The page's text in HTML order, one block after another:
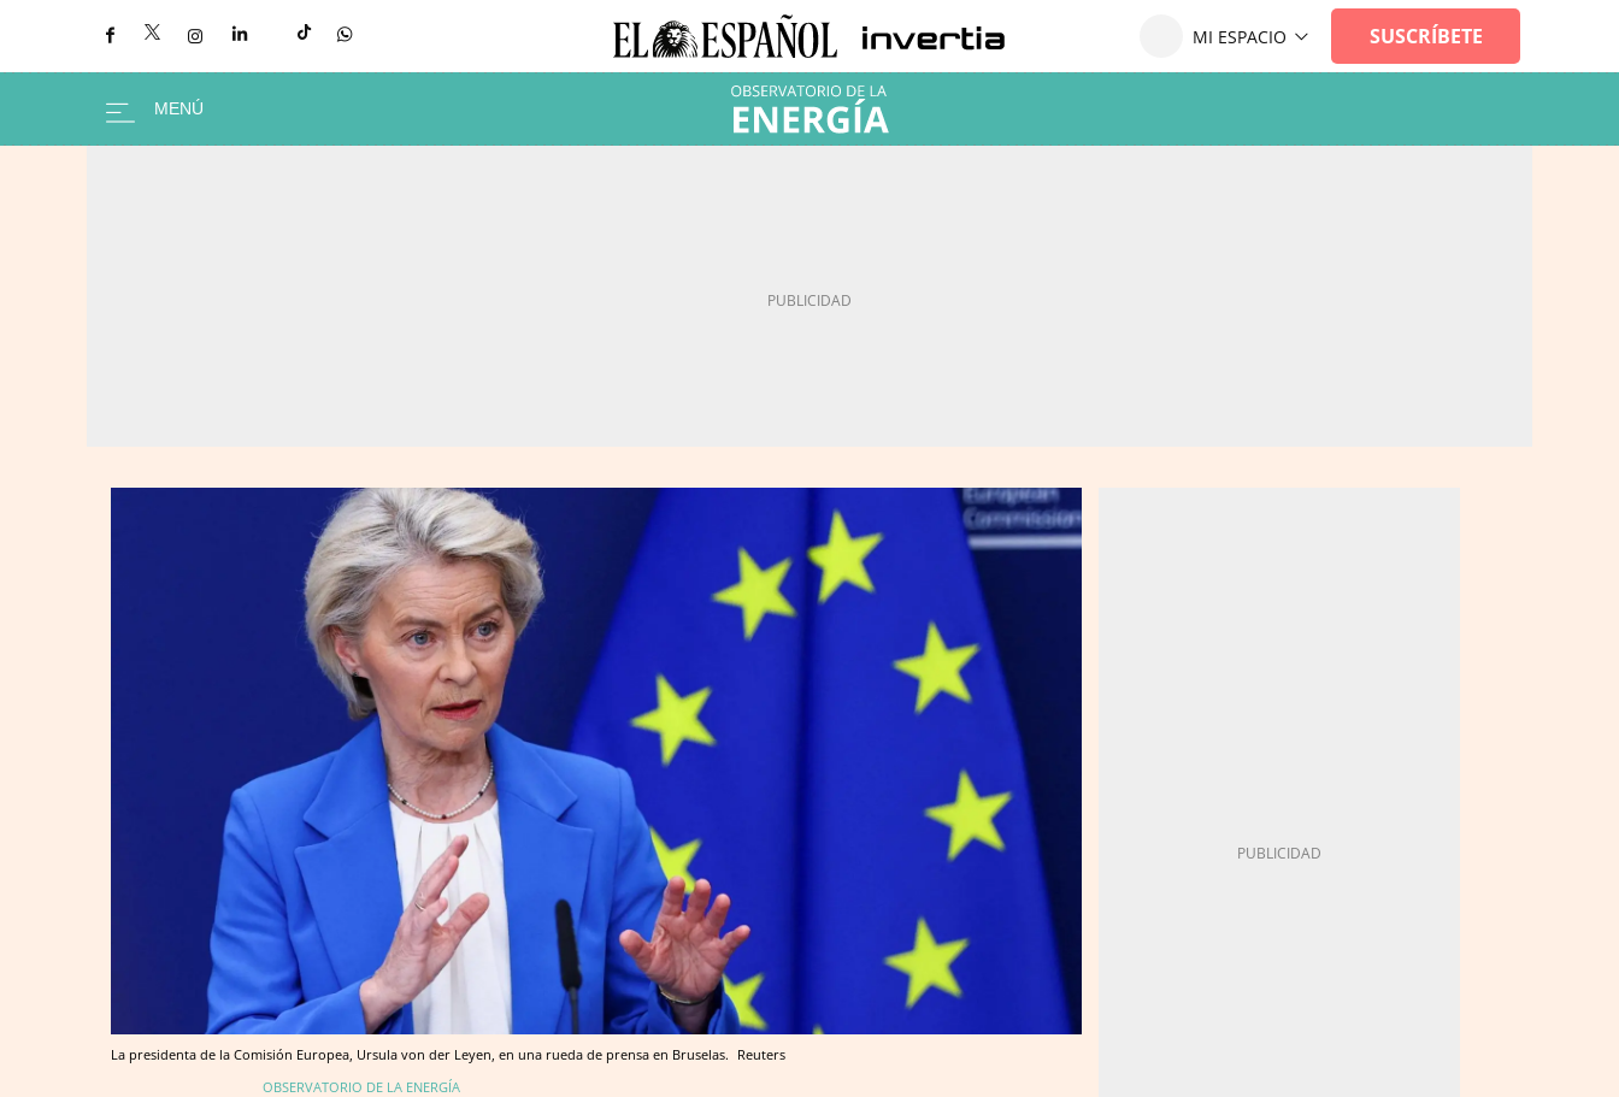
La presidenta de la Comisión Europea, Ursula von der Leyen, en una rueda de prensa en Bruselas. Reuters
OBSERVATORIO DE LA ENERGÍA